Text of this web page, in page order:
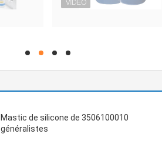
hd hd hd hd
Mastic de silicone de 3506100010
généralistes